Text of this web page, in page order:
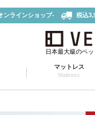
ンラインショップ- 税込
日本最大級のベ
マットレス
Mattress